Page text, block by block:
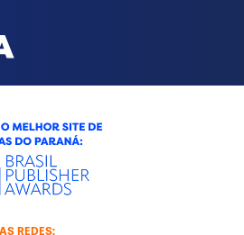
REDES: